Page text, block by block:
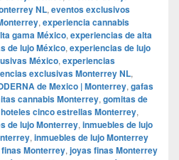
NL, eventos exclusivos
, experiencia cannabis
gama México, experiencias de alta
de lujo México, experiencias de lujo
México, experiencias
exclusivas Monterrey NL,
de Mexico | Monterrey, gafas
cannabis Monterrey, gomitas de
hoteles cinco estrellas Monterrey,
de lujo Monterrey, inmuebles de lujo
, inmuebles de lujo Monterrey
Monterrey, joyas finas Monterrey